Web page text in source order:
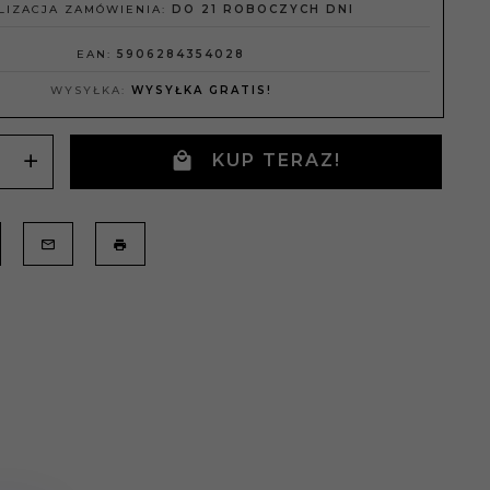
ZAMÓWIENIA: DO 21 ROBOCZYCH DNI
EAN:5906284354028
WYSYŁKA: WYSYŁKA GRATIS!
KUP TERAZ!